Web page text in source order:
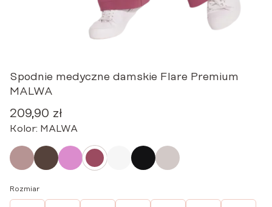
Spodnie medyczne damskie Flare Premium
MALWA
209,90 zł
Kolor: MALWA
Rozmiar